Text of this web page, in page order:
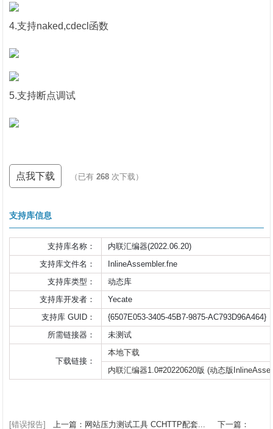
4.支持naked,cdecl函数
5.支持断点调试
点我下载 （已有268 次下载）
支持库信息
支持库名称：
内联汇编器(2022.06.20)
支持库文件名：
InlineAssembler.fne
支持库类型：
动态库
支持库开发者：
Yecate
支持库 GUID：
{6507E053-3405-45B7-9875-AC793D96A464}
所需链接器：
未测试
下载链接：
本地下载
内联汇编器1.0#20220620版 (动态版
[错误报告] 上一篇：网站压力测试工具 CCHTTP配套... 下一篇：